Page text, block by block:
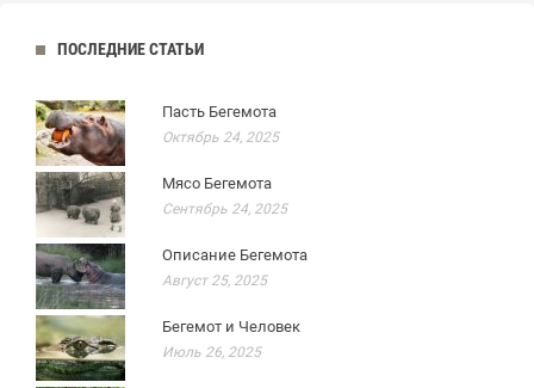
ПОСЛЕДНИЕ СТАТЬИ
Пасть Бегемота
Октябрь 24, 2025
Мясо Бегемота
Сентябрь 24, 2025
Описание Бегемота
Август 25, 2025
Бегемот и Человек
Июль 26, 2025